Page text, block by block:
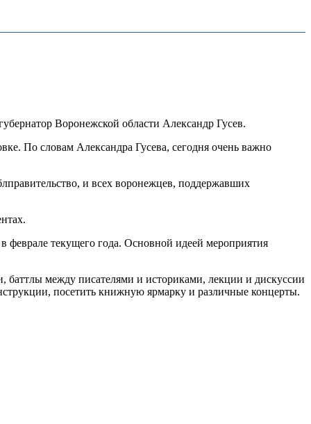
Воронежской области Александр Гусев.
По словам Александра Гусева, сегодня очень важно
и всех воронежцев, поддержавших
феврале текущего года. Основной идеей мероприятия
баттлы между писателями и историками, лекции и дискуссии
посетить книжную ярмарку и различные концерты.